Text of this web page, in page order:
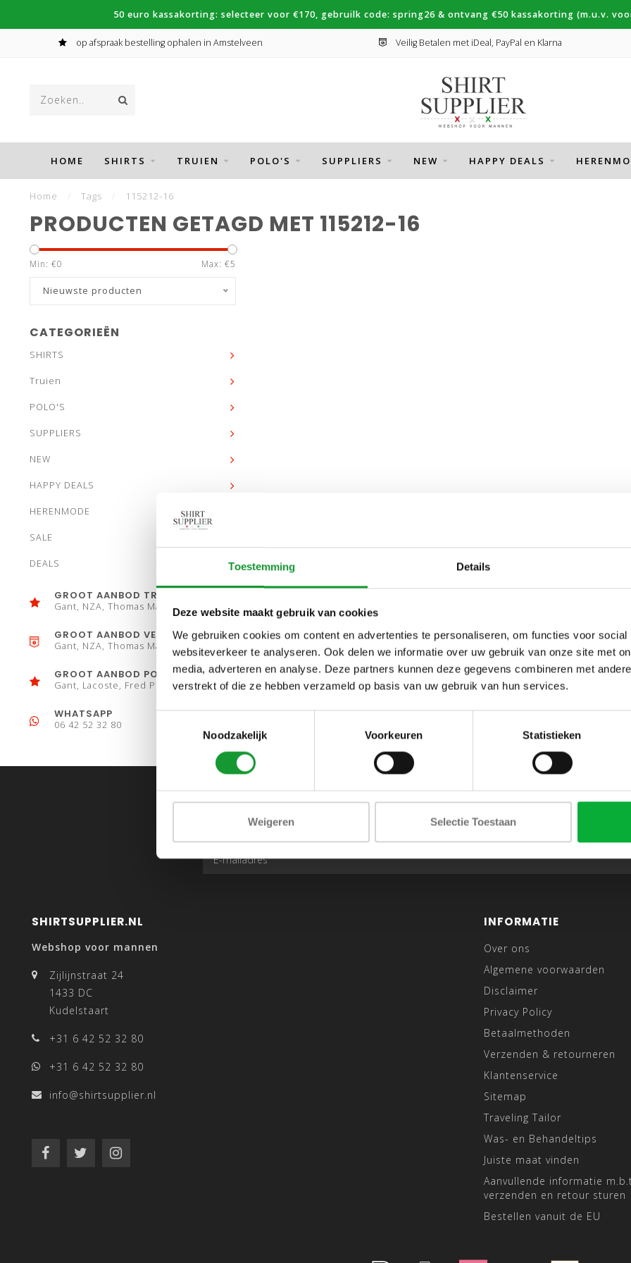
Toestemming Details
Deze website maakt gebruik van cookies
We gebruiken cookies om content en advertenties te personaliseren, om functies voor
websiteverkeer te analyseren. Ook delen we informatie over uw gebruik van onze site met
media, adverteren en analyse. Deze partners kunnen deze gegevens combineren met
verstrekt of die ze hebben verzameld op basis van uw gebruik van hun services.
Noodzakelijk
Voorkeuren Statistieken
Weigeren Selectie Toestaan
50 euro kassakorting: selecteer voor €170, gebruilk code: spring26 & ontvang €50 kassakorting (m.u.v.
op afspraak bestelling ophalen in Amstelveen Veilig Betalen met iDeal, PayPal en Klarna
HOME SHIRTS TRUIEN POLO'S SUPPLIERS NEW HAPPY DEALS
Home Tags 115212-16
PRODUCTEN GETAGD MET 115212-16
Min: €0 Max: €5
Nieuwste producten
CATEGORIEËN
SHIRTS
Truien
POLO'S
SUPPLIERS
NEW
HAPPY DEALS
HERENMODE
SALE
DEALS
GROOT AANBOD TRUIEN
Gant, NZA, Thomas Maine
GROOT AANBOD VESTEN
Gant, NZA, Thomas Maine
GROOT AANBOD POLO´S
Gant, Lacoste, Fred Perry
WHATSAPP
06 42 52 32 80
SHIRTSUPPLIER.NL
Webshop voor mannen
Zijlijnstraat 24
1433 DC
Kudelstaart
+31 6 42 52 32 80
+31 6 42 52 32 80
info@shirtsupplier.nl
INFORMATIE
Over ons
Algemene voorwaarden
Disclaimer
Privacy Policy
Betaalmethoden
Verzenden & retourneren
Klantenservice
Sitemap
Traveling Tailor
Was- en Behandeltips
Juiste maat vinden
Aanvullende informatie
verzenden en retour sturen
Bestellen vanuit de EU